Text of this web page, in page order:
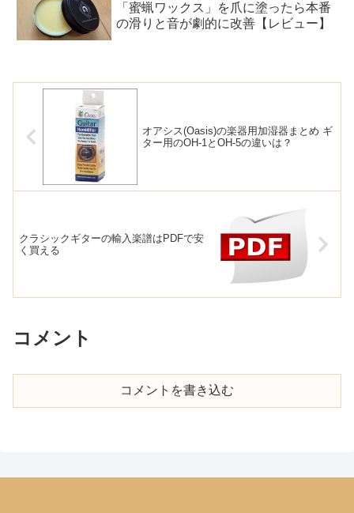
「蜜蝋ワックス」を爪に塗ったら本番
の滑りと音が劇的に改善【レビュー】
オアシス(Oasis)の楽器用加湿器まとめ ギ
ター用のOH-1とOH-5の違いは？
クラシックギターの輸入楽譜はPDFで安
く買える
コメント
コメントを書き込む